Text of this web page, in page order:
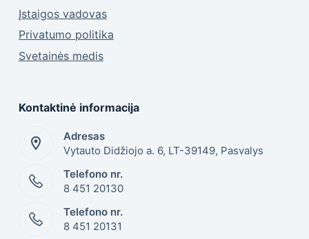
Įstaigos vadovas
Privatumo politika
Svetainės medis
Kontaktinė informacija
Adresas
Vytauto Didžiojo a. 6, LT-39149, Pasvalys
Telefono nr.
8 451 20130
Telefono nr.
8 451 20131